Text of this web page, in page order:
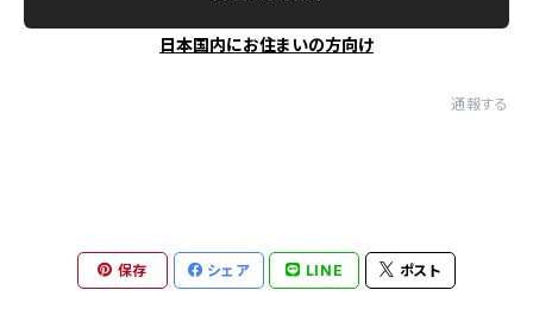
日本国内にお住まいの方向け
通報する
保存 シェア LINE ポスト